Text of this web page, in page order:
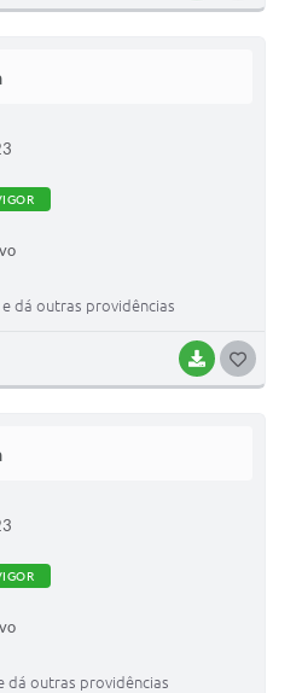
BAIXAR
e dá outras providências
dá outras providências